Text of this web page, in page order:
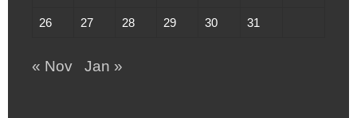
26 27 28 29 30 31
« Nov Jan »